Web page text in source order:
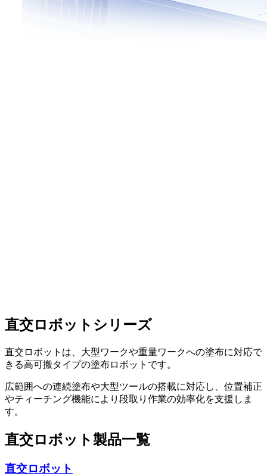
直交ロボットシリーズ
直交ロボットは、大型ワークや重量ワークへの塗布に対応で
きる高可搬タイプの塗布ロボットです。
広範囲への連続塗布や大型ツールの搭載に対応し、位置補正
やティーチング機能により段取り作業の効率化を支援しま
す。
直交ロボット製品一覧
直交ロボット